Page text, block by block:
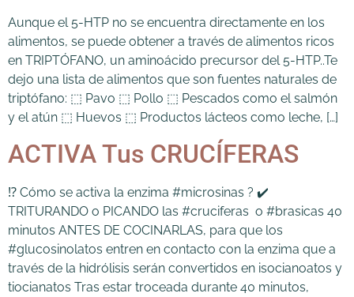
Aunque el 5-HTP no se encuentra directamente en los
alimentos, se puede obtener a través de alimentos ricos
en TRIPTÓFANO, un aminoácido precursor del 5-HTP..Te
dejo una lista de alimentos que son fuentes naturales de
triptófano: ⬚ Pavo ⬚ Pollo ⬚ Pescados como el salmón
y el atún ⬚ Huevos ⬚ Productos lácteos como leche, […]
ACTIVA Tus CRUCÍFERAS
⁉️ Cómo se activa la enzima #microsinas ? ✔️
TRITURANDO o PICANDO las #cruciferas o #brasicas 40
minutos ANTES DE COCINARLAS, para que los
#glucosinolatos entren en contacto con la enzima que a
través de la hidrólisis serán convertidos en isocianoatos y
tiocianatos Tras estar troceada durante 40 minutos,